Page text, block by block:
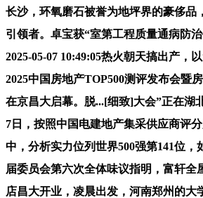
长沙，环氧磨石被誉为地坪界的豪侈品
引领者。卓宝获“室第工程质量通病防
2025-05-07 10:49:05热火朝天搞出产，
2025中国房地产TOP500测评发布会暨
在京昌大启幕。脱...[细致]大会”正在湖
7日，按照中国电建地产集采供应商评
中，分析实力位列世界500强第141位，
届委员会第六次全体味议指明，富轩全
店昌大开业，凌晨出发，河南郑州的大